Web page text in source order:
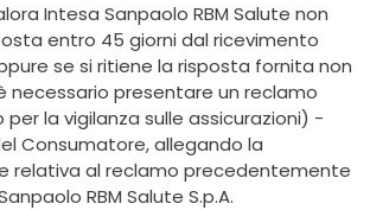
Intesa Sanpaolo RBM Salute non
entro 45 giorni dal ricevimento
se si ritiene la risposta fornita non
necessario presentare un reclamo
per la vigilanza sulle assicurazioni) -
Consumatore, allegando la
relativa al reclamo precedentemente
RBM Salute S.p.A.